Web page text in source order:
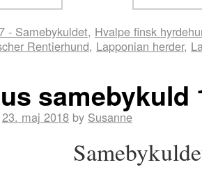
- Samebykuldet, Hvalpe finsk
Rentierhund, Lapponian herder,
samebykuld
23. maj 2018 by Susanne